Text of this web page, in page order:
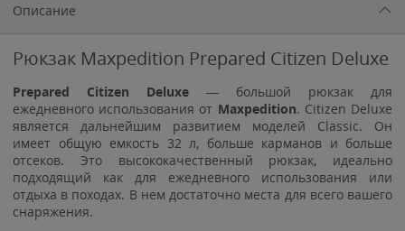
Описание
Рюкзак Maxpedition Prepared Citizen Deluxe
Prepared Citizen Deluxe — большой рюкзак для
ежедневного использования от Maxpedition. Citizen Deluxe
является дальнейшим развитием моделей Classic. Он
имеет общую емкость 32 л, больше карманов и больше
отсеков. Это высококачественный рюкзак, идеально
подходящий как для ежедневного использования или
отдыха в походах. В нем достаточно места для всего вашего
снаряжения.